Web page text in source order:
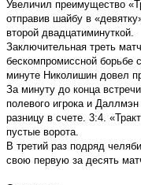
Увеличил преимущество
отправив шайбу в
второй двадцатиминуткой.
Заключительная треть
бескомпромиссной
минуте Николишин довел
За минуту до конца
полевого игрока и
разницу в счете. 3:4.
пустые ворота.
В третий раз подряд
свою первую за десять